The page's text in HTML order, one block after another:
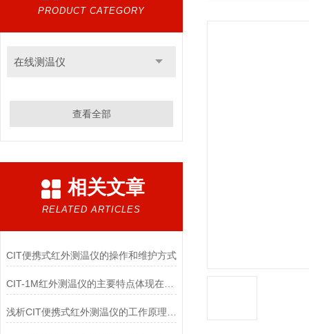
PRODUCT CATEGORY
在线测温仪
查看全部
相关文章
RELATED ARTICLES
CIT便携式红外测温仪的操作和维护方式
CIT-1M红外测温仪的主要特点体现在哪些方面？